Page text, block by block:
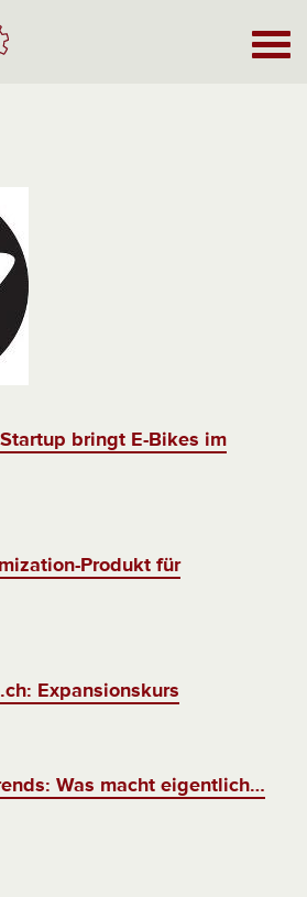
bringt E-Bikes im
Produkt für
Expansionskurs
Was macht eigentlich…